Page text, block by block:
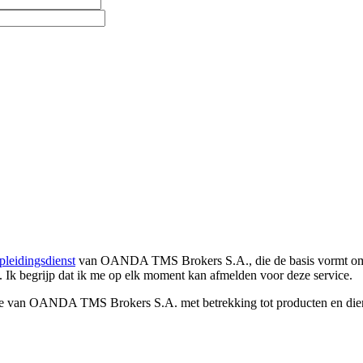
van OANDA TMS Brokers S.A., die de basis vormt
Ik begrijp dat ik me op elk moment kan afmelden voor deze service.
OANDA TMS Brokers S.A. met betrekking tot producten en